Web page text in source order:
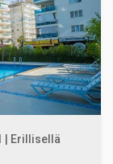
| Erillisellä